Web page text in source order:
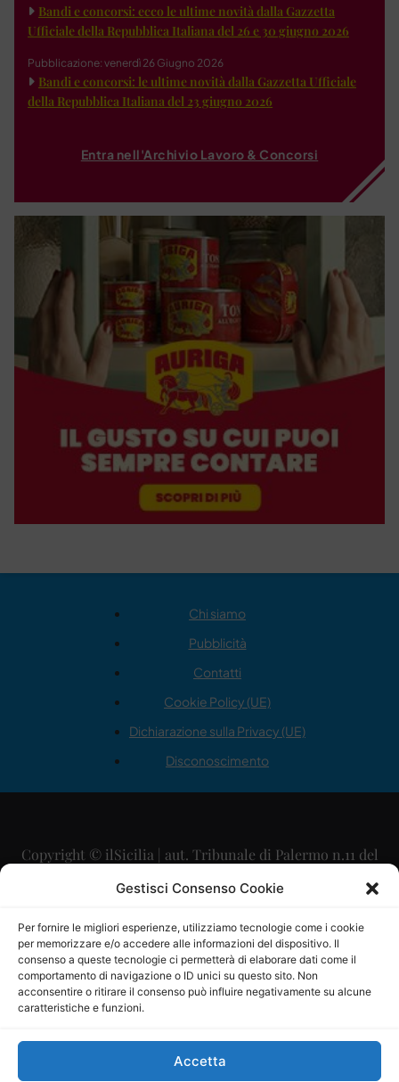
Gestisci Consenso Cookie
Per fornire le migliori esperienze, utilizziamo tecnologie come i cookie
per memorizzare e/o accedere alle informazioni del dispositivo. Il
consenso a queste tecnologie ci permetterà di elaborare dati come il
comportamento di navigazione o ID unici su questo sito. Non
acconsentire o ritirare il consenso può influire negativamente su alcune
caratteristiche e funzioni.
Accetta
Bandi e concorsi: ecco le ultime novità dalla Gazzetta
Ufficiale della Repubblica Italiana del 26 e 30 giugno 2026
Pubblicazione: venerdì 26 Giugno 2026
Bandi e concorsi: le ultime novità dalla Gazzetta Ufficiale
della Repubblica Italiana del 23 giugno 2026
Entra nell'Archivio Lavoro & Concorsi
Chi siamo
Pubblicità
Contatti
Cookie Policy (UE)
Dichiarazione sulla Privacy (UE)
Disconoscimento
Copyright © ilSicilia | aut. Tribunale di Palermo n.11 del
29/09/2015
Direttore Editoriale: Maurizio Scaglione
Direttore Responsabile: Maria Calabrese
P.IVA: 06334930820